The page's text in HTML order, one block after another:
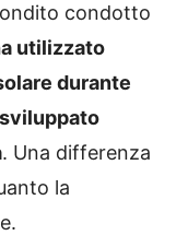
condotto
utilizzato
durante
sviluppato
. Una differenza
la